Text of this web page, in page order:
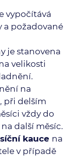
vypočítává
a požadované
je stanovena
velikosti
na
při delším
vždy do
další měsíc.
kauce na
v případě